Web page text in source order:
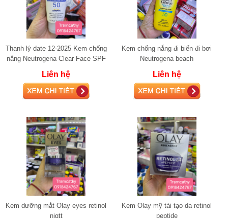
Thanh lý date 12-2025 Kem chống
nắng Neutrogena Clear Face SPF
55 dành cho da dầu mụn
Liên hệ
Kem chống nắng đi biển đi bơi
Neutrogena beach
Liên hệ
Kem dưỡng mắt Olay eyes retinol
nigtt
Kem Olay mỹ tái tạo da retinol
peptide